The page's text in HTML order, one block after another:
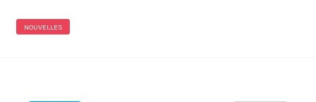
NOUVELLES